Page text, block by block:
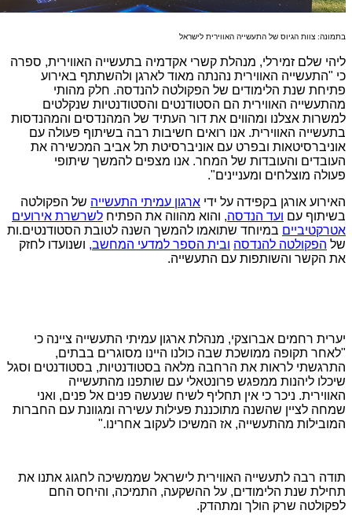
בתמונה: צוות הגיוס של התעשייה האווירית לישראל
ליהי שלם זמירלי, מנהלת קשרי אקדמיה בתעשייה האווירית, ספרה
כי "התעשייה האווירית נהנתה מאוד לארגן ולהשתתף באירוע
פתיחת שנת הלימודים של הפקולטה להנדסה. חלק מהותי
מהתעשייה האווירית הם הסטודנטים והסטודנטיות שנקלטים
למשרות אצלנו ומהווים את דור העתיד של המהנדסים והמהנדסות
בתעשייה האווירית. אנו רואים חשיבות רבה בשיתוף פעולה עם
אוניברסיטאות ובפרט עם אוניברסיטת תל אביב המכשירה את
העובדים והעובדות של המחר. אנו מצפים להמשך שיתופי
פעולה מוצלחים ומעניינים".
האירוע אורגן בקפידה על ידי ארגון עמיתי התעשייה של הפקולטה
בשיתוף עם ועד הנדסה, והוא מהווה את הפתיח לשרשרת אירועים
אטרקטיביים במיוחד שתואמו להמשך השנה לטובת הסטודנטים.ות
של הפקולטה להנדסה ובית הספר למדעי המחשב, ושנועדו לחזק
את הקשר והשותפות עם התעשייה.
יערית רחמים אברוצקי, מנהלת ארגון עמיתי התעשייה ציינה כי
"לאחר תקופה ממושכת שבה כולנו היינו מסוגרים בבתים,
התרגשתי לראות את הרחבה מלאה בסטודנטיות, בסטודנטים וסגל
שיכלו ליהנות ממפגש פרונטאלי עם שותפנו מהתעשייה
האווירית. ניכר כי אין תחליף לשיח שנעשה פנים אל פנים, ואני
שמחה לציין שהשנה מתוכננת פעילות עשירה ומגוונת עם החברות
המובילות מהתעשייה, אז המשיכו לעקוב אחרינו."
תודה רבה לתעשייה האווירית לישראל שממשיכה לחגוג אתנו את
תחילת שנת הלימודים, על ההשקעה, התמיכה, והיחס החם
לפקולטה שרק הולך ומתהדק.